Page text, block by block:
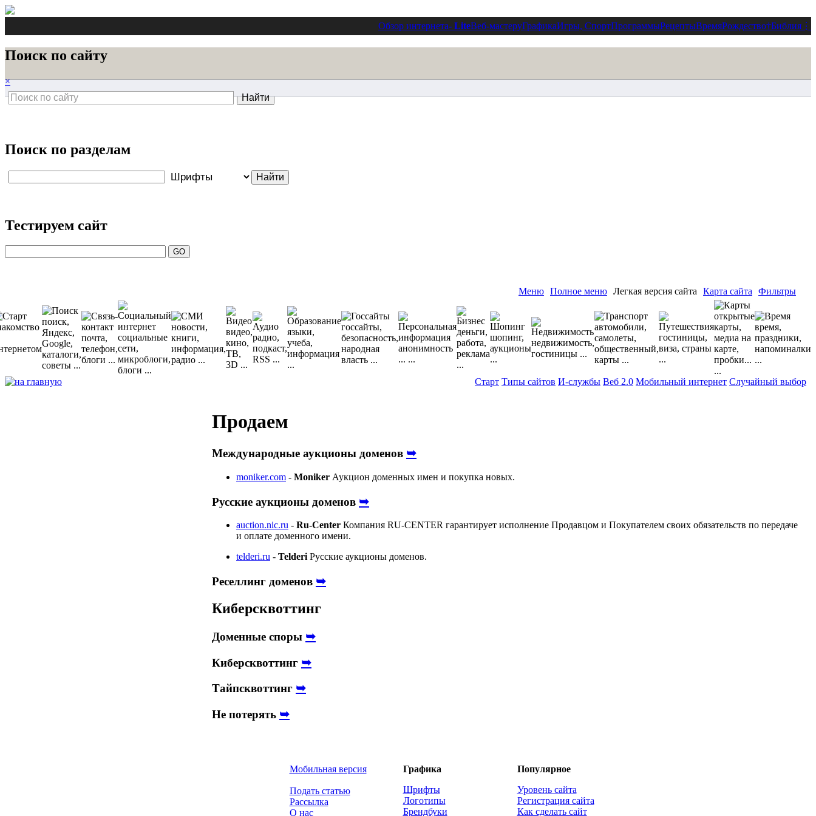
Обзор интернета- LiteВеб-мастеруГрафикаИгры, СпортПрограммыРецептыВремяРождество†Библия ⋮
Поиск по сайту
×
Поиск по разделам
Тестируем сайт
Меню Полное меню Легкая версия сайта Карта сайта Фильтры
Старт Типы сайтов И-службы Веб 2.0 Мобильный интернет Случайный выбор
Продаем
Международные аукционы доменов ➥
moniker.com - Moniker Аукцион доменных имен и покупка новых.
Русские аукционы доменов ➥
auction.nic.ru - Ru-Center Компания RU-CENTER гарантирует исполнение Продавцом и Покупателем своих обязательств по передаче
и оплате доменного имени.
telderi.ru - TelderiРусские аукционы доменов.
Реселлинг доменов ➥
Киберсквоттинг
Доменные споры ➥
Киберсквоттинг ➥
Тайпсквоттинг ➥
Не потерять ➥
Мобильная версия
Подать статью
Рассылка
О нас
Графика
Шрифты
Логотипы
Брендбуки
Популярное
Уровень сайта
Регистрация сайта
Как сделать сайт